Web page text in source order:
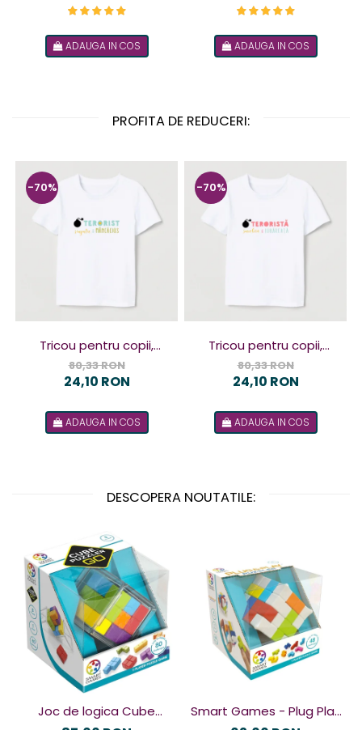
ADAUGA IN COS ADAUGA IN COS
PROFITA DE REDUCERI:
-70%
Tricou pentru copii,
design Terorist
80,33 RON
24,10 RON
ADAUGA IN COS
-70%
Tricou pentru copii,
design Terorista
80,33 RON
24,10 RON
ADAUGA IN COS
DESCOPERA NOUTATILE:
Joc de logica Cube
Smart Games - Plug Play